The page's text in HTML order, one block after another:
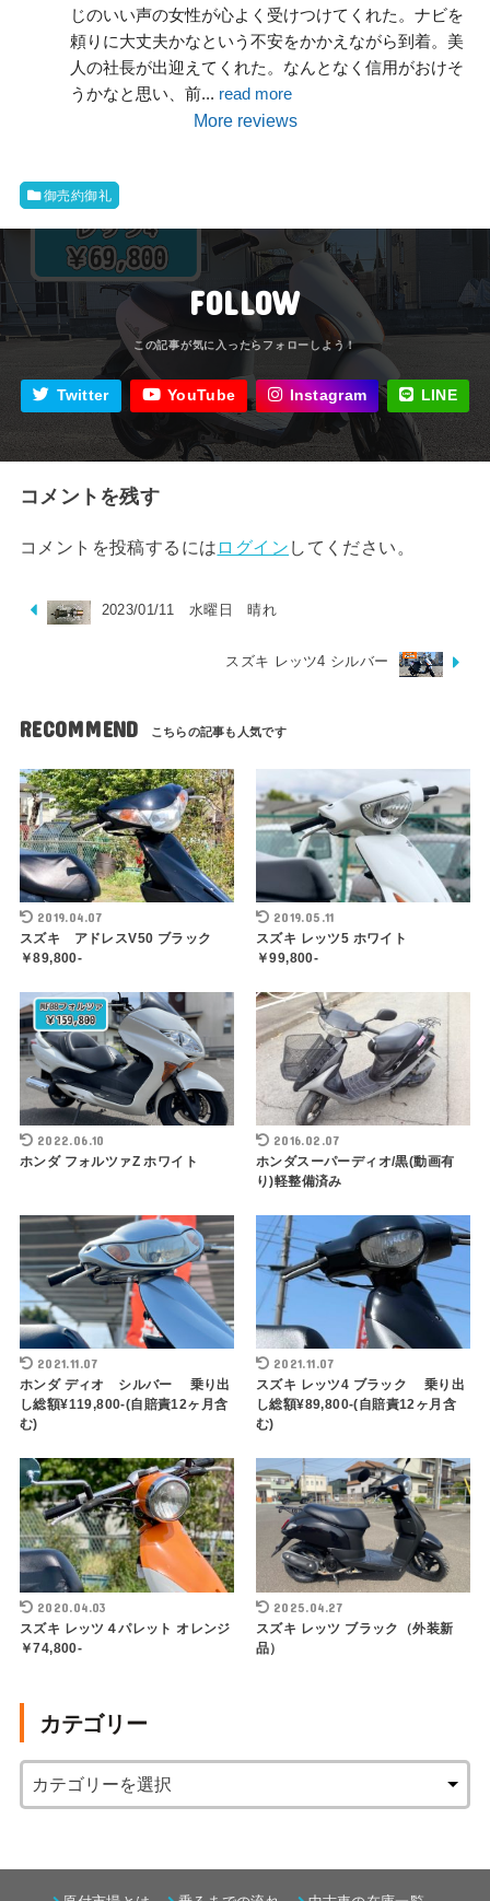
じのいい声の女性が心よく受けつけてくれた。ナビを
頼りに大丈夫かなという不安をかかえながら到着。美
人の社長が出迎えてくれた。なんとなく信用がおけそ
うかなと思い、前... read more
More reviews
御売約御礼
FOLLOW
Twitter YouTube Instagram LINE
コメントを残す
コメントを投稿するには ログイン してください。
2023/01/11 水曜日 晴れ
スズキ レッツ4 シルバー
RECOMMEND
2019.04.07
スズキ アドレスV50 ブラック
￥89,800-
2019.05.11
スズキ レッツ5 ホワイト
￥99,800-
2022.06.10
ホンダ フォルツァZ ホワイト
2016.02.07
ホンダスーパーディオ/黒(動画有
り)軽整備済み
2021.11.07
ホンダ ディオ シルバー 乗り出
し総額¥119,800-(自賠責12ヶ月含
む)
2021.11.07
スズキ レッツ4 ブラック 乗り出
し総額¥89,800-(自賠責12ヶ月含
む)
2020.04.03
スズキ レッツ４パレット オレンジ
￥74,800-
2025.04.27
スズキ レッツ ブラック（外装新
品）
カテゴリー